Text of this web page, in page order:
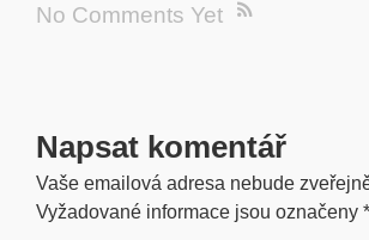
No Comments Yet
Napsat komentář
Vaše emailová adresa nebude
Vyžadované informace jsou označeny *